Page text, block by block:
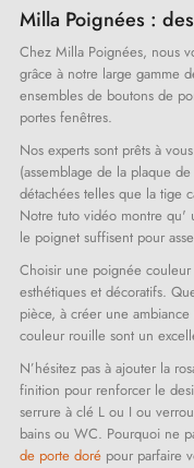
(1
Milla Poignées :
Chez Milla Poignées, nous
grâce à notre large gamme
ensembles de boutons de
portes fenêtres.
Nos experts sont prêts à
(assemblage de la plaque
détachées telles que la tige
Notre tuto vidéo montre qu'
le poignet suffisent pour
Choisir une poignée
esthétiques et décoratifs.
pièce, à créer une
couleur rouille sont un
N’hésitez pas à ajouter la
finition pour renforcer le
serrure à clé L ou I ou
bains ou WC. Pourquoi ne
de porte doré pour parfaire